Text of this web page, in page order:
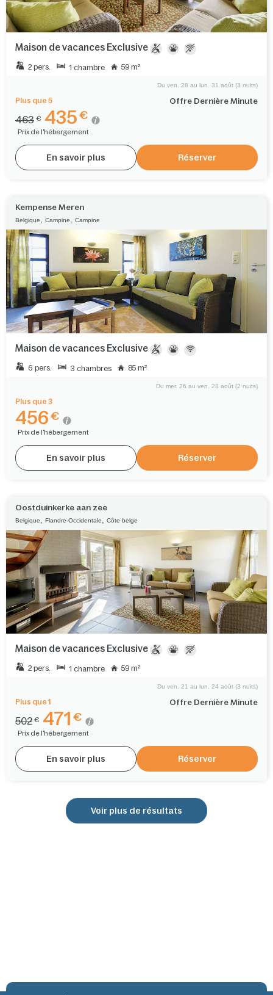
Maison de vacances Exclusive
2 pers. 1 chambre 59 m²
Plus que 5 Offre Dernière Minute
Du ven. 28 au lun. 31 août (3 nuits)
463 € 435 €
Prix de l'hébergement
En savoir plus Réserver
Kempense Meren
Belgique Campine Campine
Maison de vacances Exclusive
6 pers. 3 chambres 85 m²
Plus que 3
Du mer. 26 au ven. 28 août (2 nuits)
456 €
Prix de l'hébergement
En savoir plus Réserver
Oostduinkerke aan zee
Belgique Flandre-Occidentale Côte belge
Maison de vacances Exclusive
2 pers. 1 chambre 59 m²
Plus que 1 Offre Dernière Minute
Du ven. 21 au lun. 24 août (3 nuits)
502 € 471 €
Prix de l'hébergement
En savoir plus Réserver
Voir plus de résultats